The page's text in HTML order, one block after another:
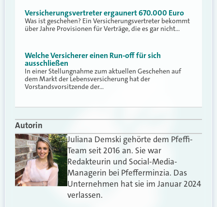
Versicherungsvertreter ergaunert 670.000 Euro
Was ist geschehen? Ein Versicherungsvertreter bekommt
über Jahre Provisionen für Verträge, die es gar nicht…
Welche Versicherer einen Run-off für sich
ausschließen
In einer Stellungnahme zum aktuellen Geschehen auf
dem Markt der Lebensversicherung hat der
Vorstandsvorsitzende der…
Autorin
Juliana Demski gehörte dem Pfeffi-
Team seit 2016 an. Sie war
Redakteurin und Social-Media-
Managerin bei Pfefferminzia. Das
Unternehmen hat sie im Januar 2024
verlassen.